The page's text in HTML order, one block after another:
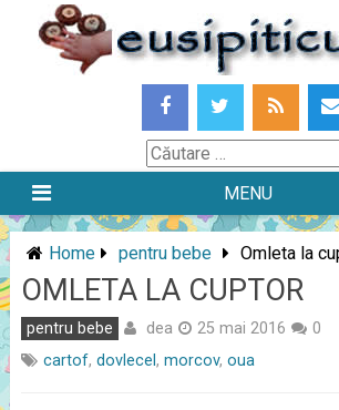
content
Căutare
MENU
Home pentru bebe Omleta la
OMLETA LA CUPTOR
pentru bebe dea 25 mai 2016
0
cartof, dovlecel , morcov, oua